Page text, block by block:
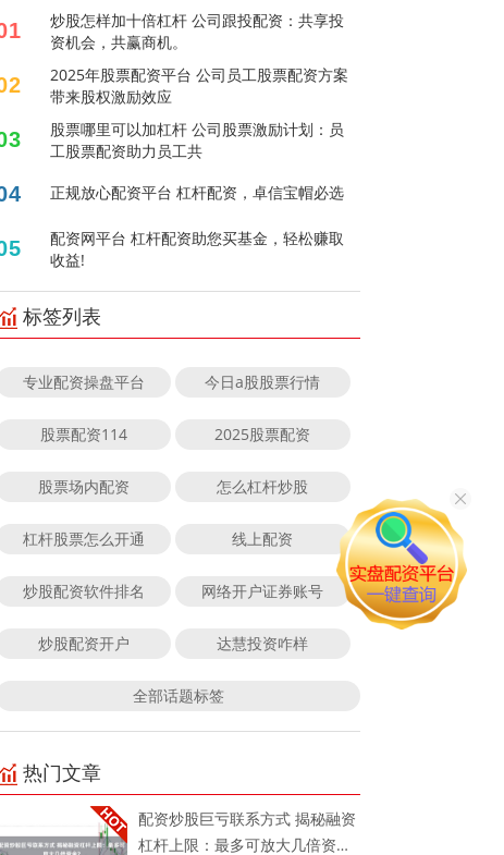
炒股怎样加十倍杠杆 公司跟投配资：共享投
资机会，共赢商机。
2025年股票配资平台 公司员工股票配资方案
带来股权激励效应
股票哪里可以加杠杆 公司股票激励计划：员
工股票配资助力员工共
正规放心配资平台 杠杆配资，卓信宝帽必选
配资网平台 杠杆配资助您买基金，轻松赚取
收益!
标签列表
专业配资操盘平台 今日a股股票行情
股票配资114 2025股票配资
股票场内配资 怎么杠杆炒股
杠杆股票怎么开通 线上配资
炒股配资软件排名 网络开户证券账号
炒股配资开户 达慧投资咋样
全部话题标签
热门文章
配资炒股巨亏联系方式 揭秘融资
杠杆上限：最多可放大几倍资